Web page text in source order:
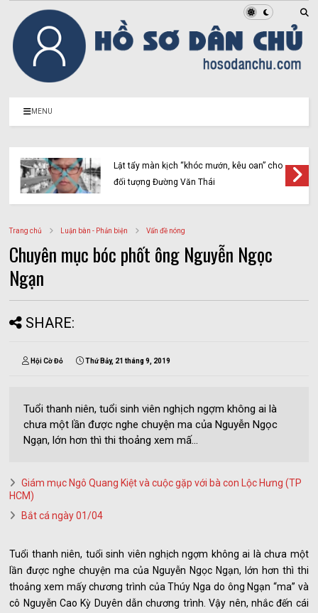
MENU
Lật tẩy màn kịch “khóc mướn, kêu oan” cho
đối tượng Đường Văn Thái
Trang chủ Luận bàn - Phản biện Vấn đề nóng
Chuyên mục bóc phốt ông Nguyễn Ngọc
Ngạn
SHARE:
Hội Cờ Đỏ Thứ Bảy, 21 tháng 9, 2019
Tuổi thanh niên, tuổi sinh viên nghịch ngợm không ai là
chưa một lần được nghe chuyện ma của Nguyễn Ngọc
Ngạn, lớn hơn thì thi thoảng xem mấ...
Giám mục Ngô Quang Kiệt và cuộc gặp với bà con Lộc Hưng (TP
HCM)
Bắt cá ngày 01/04
Tuổi thanh niên, tuổi sinh viên nghịch ngợm không ai là chưa một
lần được nghe chuyện ma của Nguyễn Ngọc Ngạn, lớn hơn thì thi
thoảng xem mấy chương trình của Thúy Nga do ông Ngạn “ma” và
cô Nguyễn Cao Kỳ Duyên dẫn chương trình. Vậy nên, nhắc đến cái